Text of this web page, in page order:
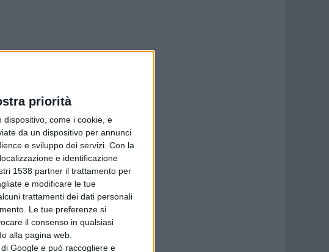
priorità
come i cookie, e
da un dispositivo per annunci
e sviluppo dei servizi. Con la
e identificazione
1538 partner il trattamento per
e modificare le tue
trattamenti dei dati personali
Le tue preferenze si
il consenso in qualsiasi
alla pagina web.
Google e può raccogliere e